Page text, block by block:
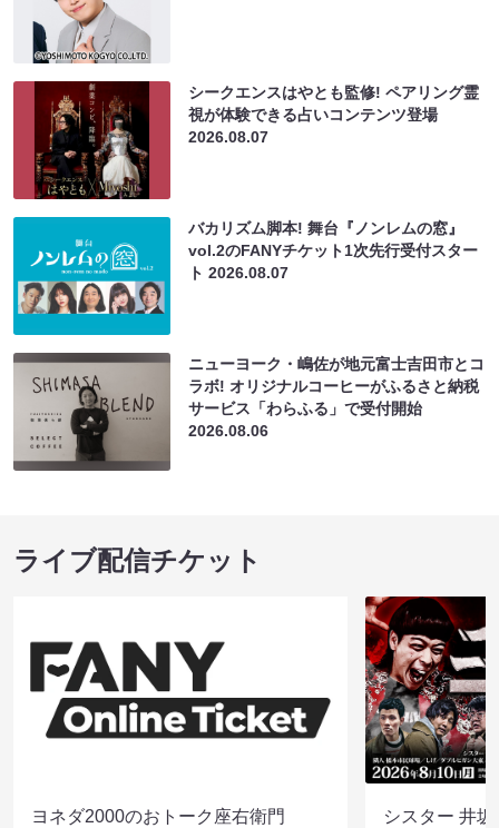
シークエンスはやとも監修! ペアリング霊
視が体験できる占いコンテンツ登場
2026.08.07
バカリズム脚本! 舞台『ノンレムの窓』
vol.2のFANYチケット1次先行受付スター
ト2026.08.07
ニューヨーク・嶋佐が地元富士吉田市とコ
ラボ! オリジナルコーヒーがふるさと納税
サービス「わらふる」で受付開始
2026.08.06
ライブ配信チケット
ヨネダ2000のおトーク座右衛門
シスター 井